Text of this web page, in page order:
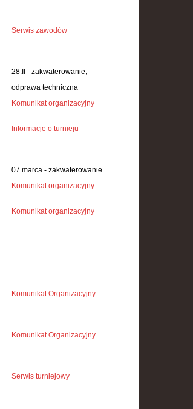
Serwis zawodów
28.II - zakwaterowanie,
odprawa techniczna
Komunikat organizacyjny
Informacje o turnieju
07 marca - zakwaterowanie
Komunikat organizacyjny
Komunikat organizacyjny
Komunikat Organizacyjny
Komunikat Organizacyjny
Serwis turniejowy